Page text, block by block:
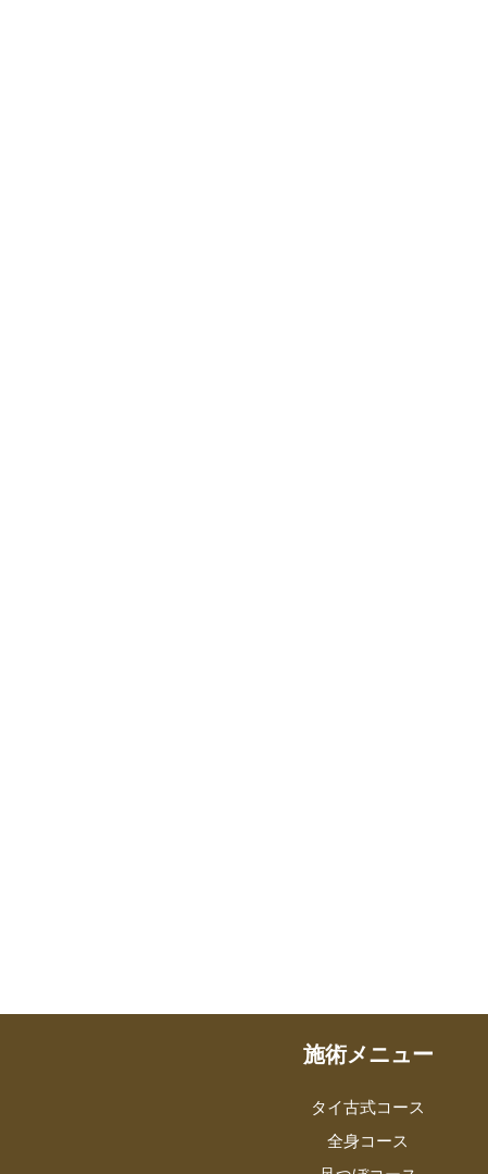
施術メニュー
タイ古式コース
全身コース